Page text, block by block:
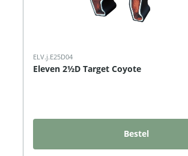
ELV.j.E25D04
Eleven 2½D Target Coyote
Bestel